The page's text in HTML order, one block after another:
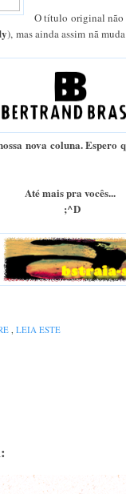
O título original não
), mas ainda assim nã
nova coluna. Espero
Até mais pra vocês...
;^D
LEIA ESTE